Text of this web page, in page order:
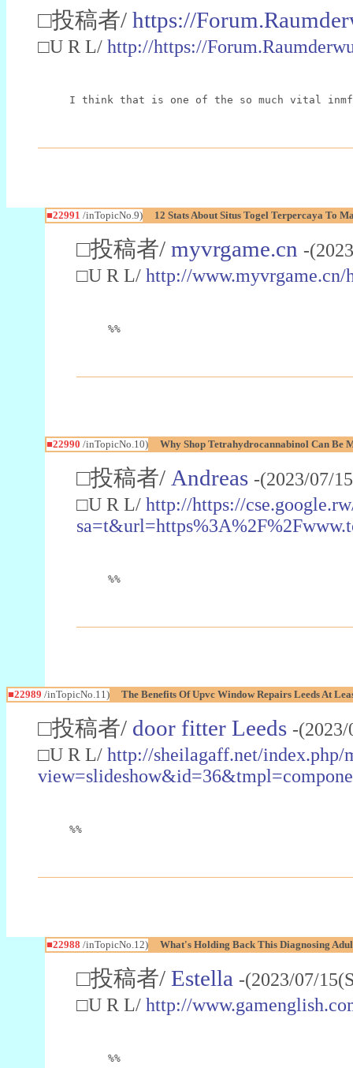
□投稿者/ https://
□U R L/ http://https://
I think that is one of the so much vital
■22991 /inTopicNo.9) 12 Stats About Situs Togel Terpercaya To
□投稿者/ myvrgame.cn -
□U R L/ http://www.myvrgame.cn/
%%
■22990 /inTopicNo.10) Why Shop Tetrahydrocannabinol Can Be
□投稿者/ Andreas -(2023/07/
□U R L/ http://https://
%%
■22989 /inTopicNo.11) The Benefits Of Upvc Window Repairs Leeds At
□投稿者/ door fitter Leeds -
□U R L/ http://sheilagaff.net/index.php/
%%
■22988 /inTopicNo.12) What's Holding Back This Diagnosing
□投稿者/ Estella -(2023/07/
□U R L/ http://
%%